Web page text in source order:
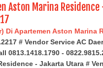
Aston Marina Residence
Di Apartemen Aston Marina
# Vendor Service AC
0813.1418.1790 -
- Jakarta Utara #